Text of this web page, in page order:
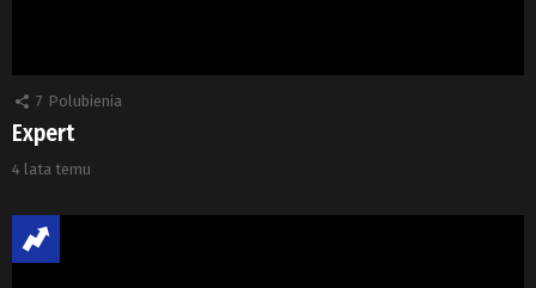
7 Polubienia
Expert
4 lata temu